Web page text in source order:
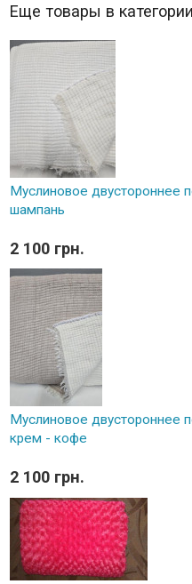
Еще товары в
Муслиновое двустороннее
шампань
2 100 грн.
Муслиновое двустороннее
крем - кофе
2 100 грн.